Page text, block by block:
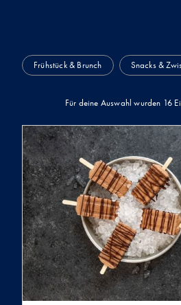
Frühstück & Brunch Snacks &
Für deine Auswahl wurden 16